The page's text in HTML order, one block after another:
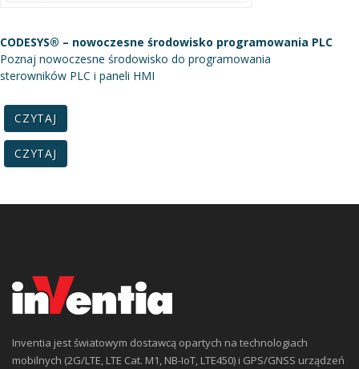
CODESYS® – nowoczesne środowisko programowania PLC
Poznaj nowoczesne środowisko do programowania
sterowników PLC i paneli HMI
CZYTAJ
CZYTAJ
Inventia jest światowym dostawcą opartych na technologiach
mobilnych (2G/LTE, LTE Cat. M1, NB-IoT, LTE450) i GPS/GNSS urządzeń